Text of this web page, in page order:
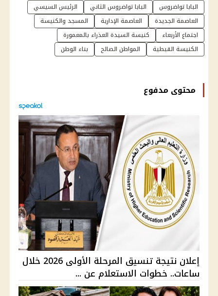
البابا تواضروس البابا تواضروس الثاني
الرئيس السيسي
العاصمة الجديدة
العاصمة الإدارية
المسجد والكنيسة
اجتماع الأربعاء
كنيسة السيدة العذراء بالمعمورة
الكنيسة القبطية
المواطن الصالح بناء الوطن
محتوى مدفوع
إعلان نتيجة تنسيق المرحلة الأولى 2026 خلال
ساعات.. خطوات الاستعلام عن ...